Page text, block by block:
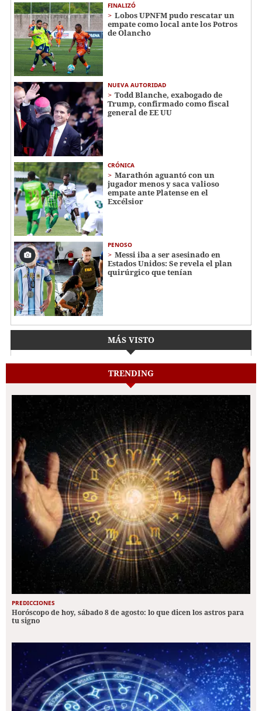
FINALIZÓ
Lobos UPNFM pudo rescatar un
empate como local ante los Potros
de Olancho
NUEVA AUTORIDAD
Todd Blanche, exabogado de
Trump, confirmado como fiscal
general de EE UU
CRÓNICA
Marathón aguantó con un
jugador menos y saca valioso
empate ante Platense en el
Excélsior
PENOSO
Messi iba a ser asesinado en
Estados Unidos: Se revela el plan
quirúrgico que tenían
MÁS VISTO
TRENDING
PREDICCIONES
Horóscopo de hoy, sábado 8 de agosto: lo que dicen los astros para
tu signo